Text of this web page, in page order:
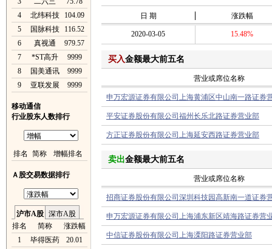
4
北纬科技
104.09
5
国脉科技
116.52
6
真视通
979.57
7
*ST高升
9999
8
国美通讯
9999
9
亚联发展 9999
移动通信
行业股东人数排行
排名 简称 增幅排名
Ａ股交易数据排行
沪市A股 深市A股
排名
简称
涨跌幅
1
毕得医药
20.01
日 期 涨跌幅
2020-03-05 15.48%
买入金额最大前五名
营业或席位名称
申万宏源证券有限公司上海黄浦区中山南一路证券
平安证券股份有限公司福州长乐北路证券营业部
方正证券股份有限公司上海延安西路证券营业部
卖出金额最大前五名
营业或席位名称
招商证券股份有限公司深圳科技园高新南一道证券
申万宏源证券有限公司上海浦东新区靖海路证券营
中信证券股份有限公司上海溧阳路证券营业部